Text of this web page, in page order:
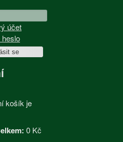
účet
košík je
0 Kč